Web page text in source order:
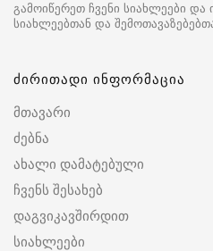
გამოიწერეთ ჩვენი სიახლეები და
სიახლეებთან და
ძირითადი ინფორმაცია
მთავარი
ძებნა
ახალი დამატებული
ჩვენს შესახებ
დაგვიკავშირდით
სიახლეები